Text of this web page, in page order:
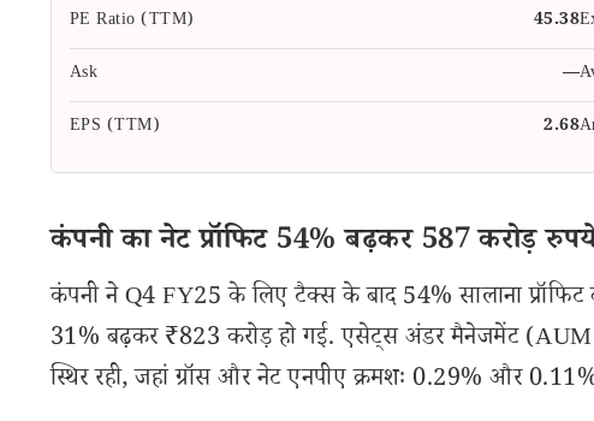
PE Ratio (TTM)
45.38
Ask
—
EPS (TTM)
2.68
कंपनी का नेट प्रॉफिट 54% बढ़कर 587 करोड़
कंपनी ने Q4 FY25 के लिए टैक्स के बाद 54% सालाना प्रॉफिट
31% बढ़कर ₹823 करोड़ हो गई. एसेट्स अंडर मैनेजमेंट
स्थिर रही, जहां ग्रॉस और नेट एनपीए क्रमशः 0.29% और